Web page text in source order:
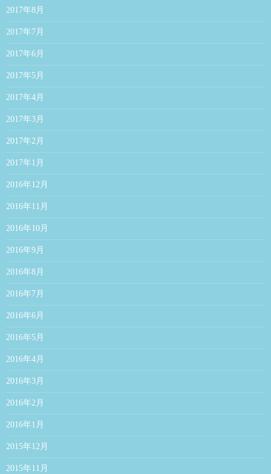
2017年8月
2017年7月
2017年6月
2017年5月
2017年4月
2017年3月
2017年2月
2017年1月
2016年12月
2016年11月
2016年10月
2016年9月
2016年8月
2016年7月
2016年6月
2016年5月
2016年4月
2016年3月
2016年2月
2016年1月
2015年12月
2015年11月